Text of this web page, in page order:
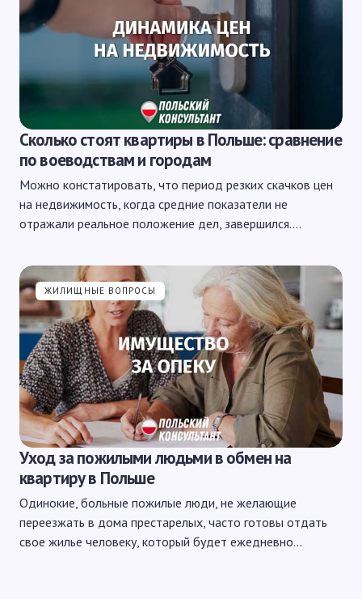
Сколько стоят квартиры в Польше: сравнение
по воеводствам и городам
Можно констатировать, что период резких скачков цен
на недвижимость, когда средние показатели не
отражали реальное положение дел, завершился.…
ЖИЛИЩНЫЕ ВОПРОСЫ
Уход за пожилыми людьми в обмен на
квартиру в Польше
Одинокие, больные пожилые люди, не желающие
переезжать в дома престарелых, часто готовы отдать
свое жилье человеку, который будет ежедневно…